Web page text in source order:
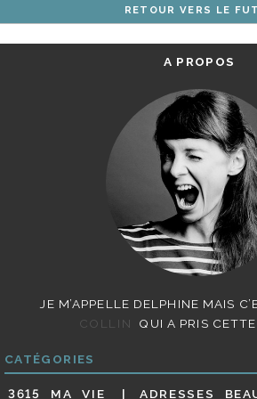
ARTICLES
RETOUR VERS LE
A PROPOS
JE M’APPELLE DELPHINE MAIS
COLLIN
QUI A PRIS
CATÉGORIES
3615 MA VIE ADRESSES